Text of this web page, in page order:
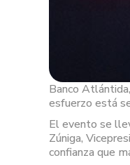
Banco
esfuerzo está
El evento se
Zúniga,
confianza que